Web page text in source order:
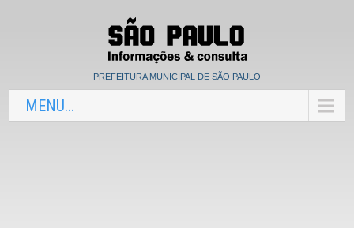
PREFEITURA MUNICIPAL DE SÃO PAULO
MENU...